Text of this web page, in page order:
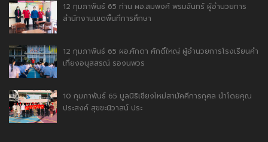
12 กุมภาพันธ์ 65 ท่าน ผอ.สมพงศ์ พรมจันทร์ ผู้อำนวยการ
สำนักงานเขตพื้นที่การศึกษา
12 กุมภาพันธ์ 65 ผอ.ศักดา ศักดิ์ใหญ่ ผู้อำนวยการโรงเรียนคำ
เที่ยงอนุสสรณ์ รองนพวร
10 กุมภาพันธ์ 65 มูลนิธิเชียงใหม่สามัคคีการกุศล นำโดยคุณ
ประสงค์ สุขขะนิวาสน์ ประ